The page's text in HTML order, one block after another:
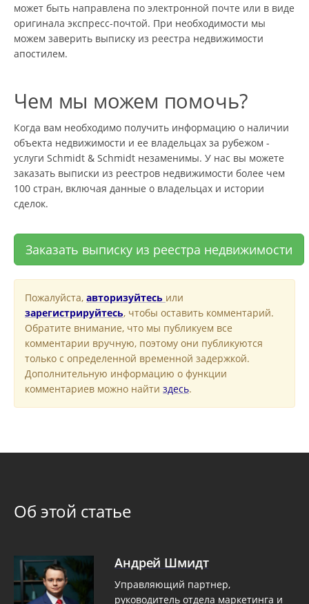
может быть направлена по электронной почте или в виде
оригинала экспресс-почтой. При необходимости мы
можем заверить выписку из реестра недвижимости
апостилем.
Чем мы можем помочь?
Когда вам необходимо получить информацию о наличии
объекта недвижимости и ее владельцах за рубежом -
услуги Schmidt & Schmidt незаменимы. У нас вы можете
заказать выписки из реестров недвижимости более чем
100 стран, включая данные о владельцах и истории
сделок.
Заказать выписку из реестра недвижимости
Пожалуйста, авторизуйтесь или
зарегистрируйтесь, чтобы оставить комментарий.
Обратите внимание, что мы публикуем все
комментарии вручную, поэтому они публикуются
только с определенной временной задержкой.
Дополнительную информацию о функции
комментариев можно найти здесь.
Об этой статье
Андрей Шмидт
Управляющий партнер,
руководитель отдела маркетинга и